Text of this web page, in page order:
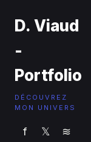
D. Viaud
-
Portfolio
DÉCOUVREZ
MON UNIVERS
f 𝕏 ≋